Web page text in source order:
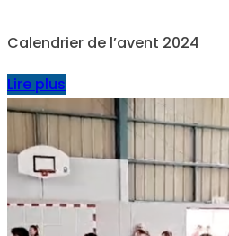
Calendrier de l’avent 2024
Lire plus